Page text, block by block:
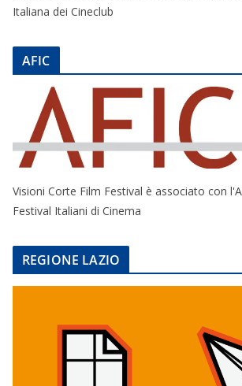
Italiana dei Cineclub
AFIC
Visioni Corte Film Festival è associato con
Festival Italiani di Cinema
REGIONE LAZIO